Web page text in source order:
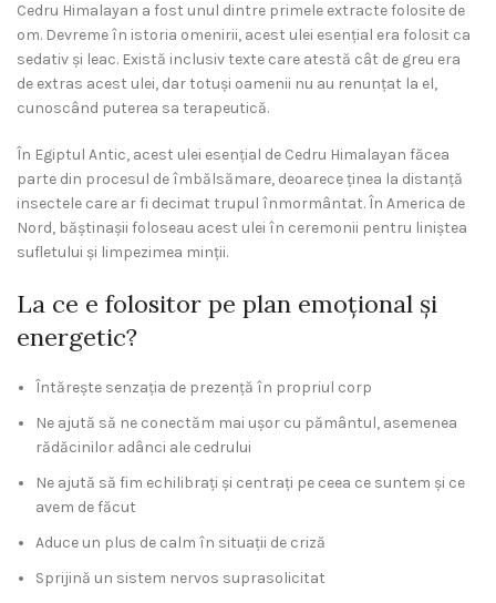
Cedru Himalayan a fost unul dintre primele extracte folosite de
om. Devreme în istoria omenirii, acest ulei esențial era folosit ca
sedativ și leac. Există inclusiv texte care atestă cât de greu era
de extras acest ulei, dar totuși oamenii nu au renunțat la el,
cunoscând puterea sa terapeutică.
În Egiptul Antic, acest ulei esențial de Cedru Himalayan făcea
parte din procesul de îmbălsămare, deoarece ținea la distanță
insectele care ar fi decimat trupul înmormântat. În America de
Nord, băștinașii foloseau acest ulei în ceremonii pentru liniștea
sufletului și limpezimea minții.
La ce e folositor pe plan emoțional și
energetic?
Întărește senzația de prezență în propriul corp
Ne ajută să ne conectăm mai ușor cu pământul, asemenea
rădăcinilor adânci ale cedrului
Ne ajută să fim echilibrați și centrați pe ceea ce suntem și ce
avem de făcut
Aduce un plus de calm în situații de criză
Sprijină un sistem nervos suprasolicitat